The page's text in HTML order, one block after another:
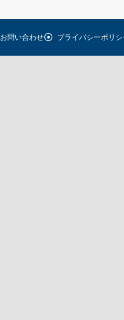
お問い合わせ プライバシーポリ